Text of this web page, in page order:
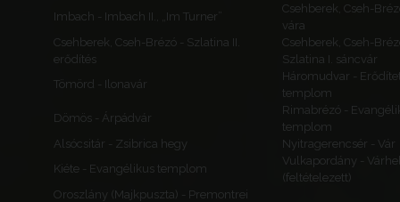
Imbach - Imbach II., „Im Turner”
Csehberek, Cseh-
vára
Csehberek, Cseh-Brézó - Szlatina II.
erődítés
Csehberek, Cseh-
Szlatina I. sáncvár
Tömörd - Ilonavár
Háromudvar -
templom
Dömös - Árpádvár
Rimabrézó -
templom
Alsócsitár - Zsibrica hegy
Nyitragerencsér - Vár
Kiéte - Evangélikus templom
Vulkapordány -
(feltételezett)
Oroszlány (Majkpuszta) - Premontrei